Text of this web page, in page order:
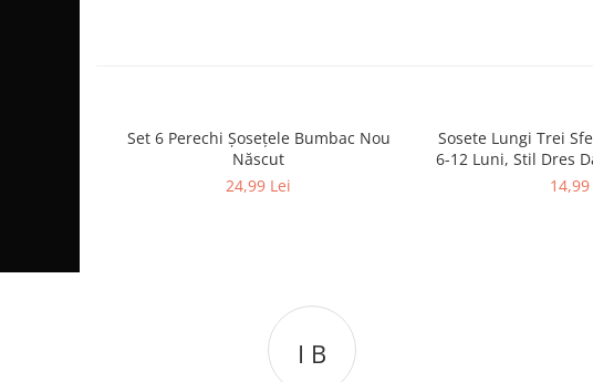
Set 6 Perechi Şosețele Bumbac Nou
Născut
24,99 Lei
Sosete Lungi Trei
6-12 Luni, Stil Dres
I B